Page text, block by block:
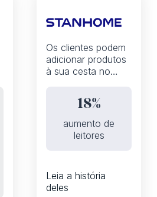
Os clientes podem
adicionar produtos
à sua cesta no
uma experiência de
compra que prioriza
dispositivos móveis
e compatível com o
WhatsApp
18%
aumento de
leitores
Leia a história
deles